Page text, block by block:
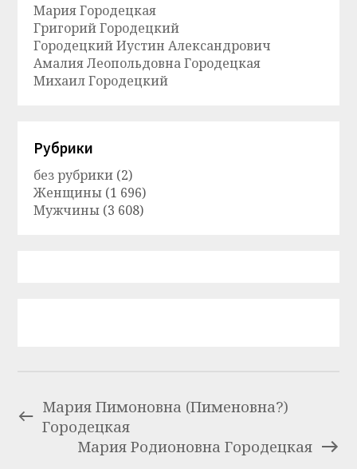
Мария Городецкая
Григорий Городецкий
Городецкий Иустин Александрович
Амалия Леопольдовна Городецкая
Михаил Городецкий
Рубрики
без рубрики (2)
Женщины (1 696)
Мужчины (3 608)
Мария Пимоновна (Пименовна?)
Городецкая
Мария Родионовна Городецкая